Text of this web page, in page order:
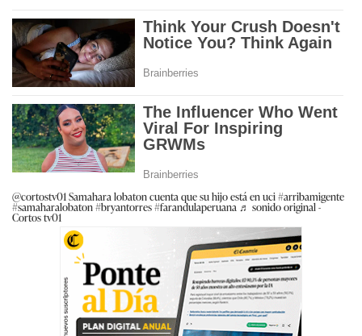
@cortostv01Samahara lobaton cuenta que su hijo está en uci#arribamigente
#samaharalobaton#bryantorres#farandulaperuana ♬ sonido original -
Cortos tv01